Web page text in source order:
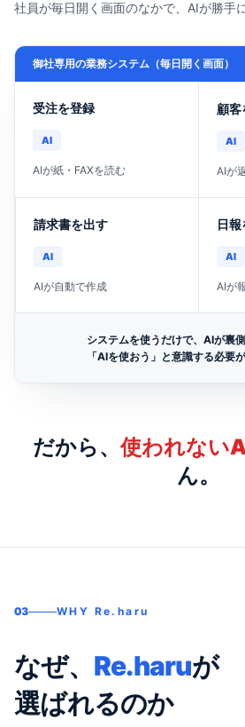
社員が毎日開く画面のなかで、AIが勝手
御社専用の業務システム（毎日開く画面）
受注を登録
AI
AIが紙・FAXを読む
顧客
AI
AIが
請求書を出す
AI
AIが自動で作成
日報
AI
AIが
システムを使うだけで、AIが裏側
「AIを使おう」と意識する必要
だから、使われない
ん。
03 WHY Re.haru
なぜ、 Re.haruが
選ばれるのか